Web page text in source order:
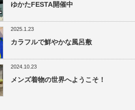
ゆかたFESTA開催中
2025.1.23
カラフルで鮮やかな風呂敷
2024.10.23
メンズ着物の世界へようこそ！